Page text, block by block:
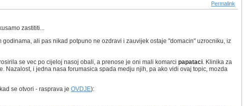
Permalink
zastititi...
ali pas nikad potpuno ne ozdravi i zauvijek ostaje "domacin" uzrocniku, iz
se vec po cijeloj nasoj obali, a prenose je oni mali komarci papataci. Klinika za
i jedna nasa forumasica spada medju njih, pa ako vidi ovaj topic, mozda
se otvori - rasprava je OVDJE):